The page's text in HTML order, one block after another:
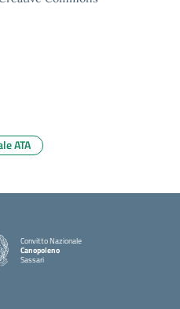
ATA
Convitto Nazionale
Canopoleno
Sassari